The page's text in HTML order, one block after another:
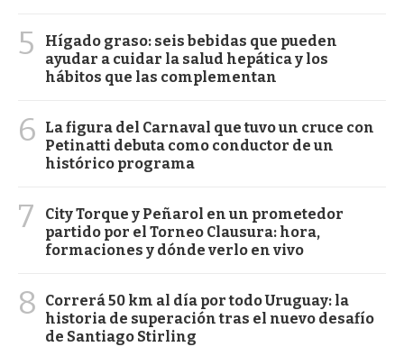
5
Hígado graso: seis bebidas que pueden
ayudar a cuidar la salud hepática y los
hábitos que las complementan
6
La figura del Carnaval que tuvo un cruce con
Petinatti debuta como conductor de un
histórico programa
7
City Torque y Peñarol en un prometedor
partido por el Torneo Clausura: hora,
formaciones y dónde verlo en vivo
8
Correrá 50 km al día por todo Uruguay: la
historia de superación tras el nuevo desafío
de Santiago Stirling